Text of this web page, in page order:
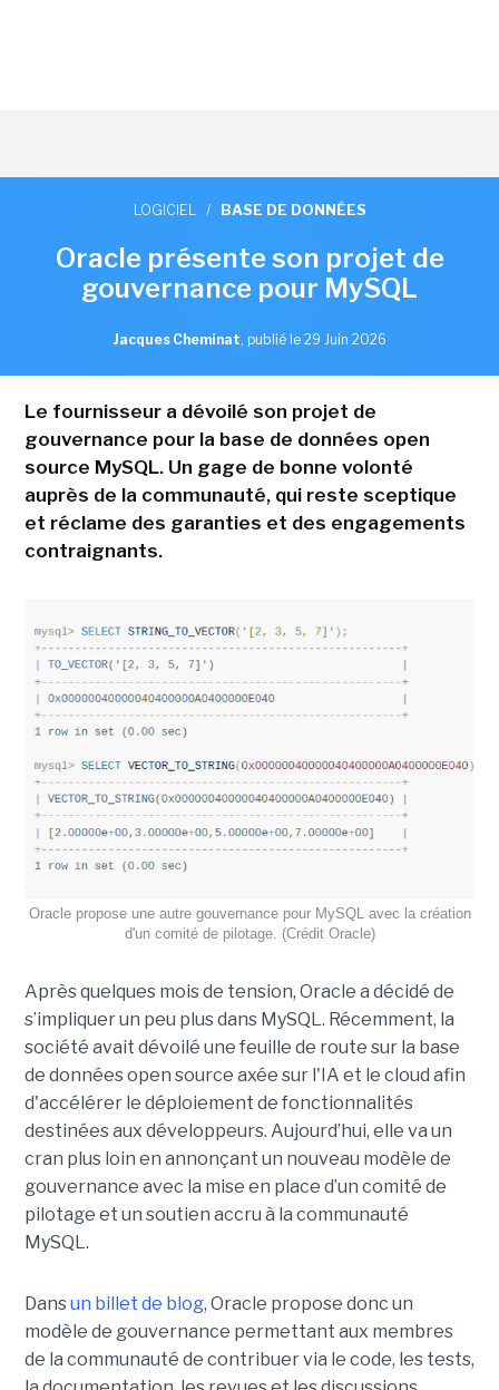
LOGICIEL / BASE DE DONNÉES
Oracle présente son projet de
gouvernance pour MySQL
Jacques Cheminat, publié le 29 Juin 2026
Le fournisseur a dévoilé son projet de
gouvernance pour la base de données open
source MySQL. Un gage de bonne volonté
auprès de la communauté, qui reste sceptique
et réclame des garanties et des engagements
contraignants.
Oracle propose une autre gouvernance pour MySQL avec la création
d'un comité de pilotage. (Crédit Oracle)
Après quelques mois de tension, Oracle a décidé de
s’impliquer un peu plus dans MySQL. Récemment, la
société avait dévoilé une feuille de route sur la base
de données open source axée sur l'IA et le cloud afin
d'accélérer le déploiement de fonctionnalités
destinées aux développeurs. Aujourd’hui, elle va un
cran plus loin en annonçant un nouveau modèle de
gouvernance avec la mise en place d’un comité de
pilotage et un soutien accru à la communauté
MySQL.
Dansun billet de blog, Oracle propose donc un
modèle de gouvernance permettant aux membres
de la communauté de contribuer via le code, les tests,